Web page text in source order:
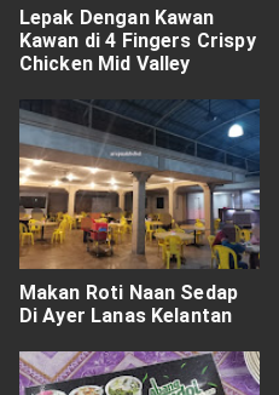
Lepak Dengan Kawan
Kawan di 4 Fingers Crispy
Chicken Mid Valley
Makan Roti Naan Sedap
Di Ayer Lanas Kelantan